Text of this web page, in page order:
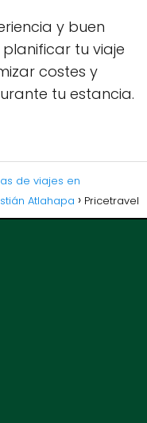
y buen
tu viaje
costes y
tu estancia.
de viajes en
Atlahapa Pricetravel